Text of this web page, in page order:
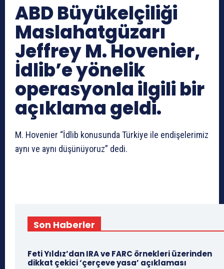
ABD Büyükelçiliği
Maslahatgüzarı
Jeffrey M. Hovenier,
İdlib’e yönelik
operasyonla ilgili bir
açıklama geldi.
M. Hovenier “İdlib konusunda Türkiye ile endişelerimiz
aynı ve aynı düşünüyoruz” dedi.
Son Haberler
Feti Yıldız’dan IRA ve FARC örnekleri üzerinden
dikkat çekici ‘çerçeve yasa’ açıklaması